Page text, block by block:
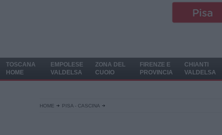
TOSCANA
HOME
EMPOLESE
VALDELSA
ZONA DEL
CUOIO
FIRENZE E
PROVINCIA
CHIANTI
VALDELSA
HOME PISA - CASCINA